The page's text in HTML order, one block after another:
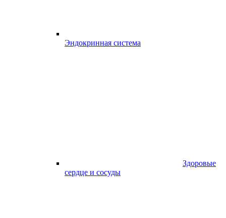
Эндокринная система
Здоровые
сердце и сосуды